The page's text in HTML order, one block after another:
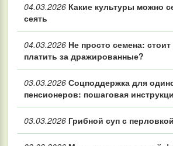
04.03.2026 Какие культуры можно
сеять
04.03.2026 Не просто семена: стоит
платить за дражированные?
03.03.2026 Соцподдержка для
пенсионеров: пошаговая
03.03.2026 Грибной суп с перловкой